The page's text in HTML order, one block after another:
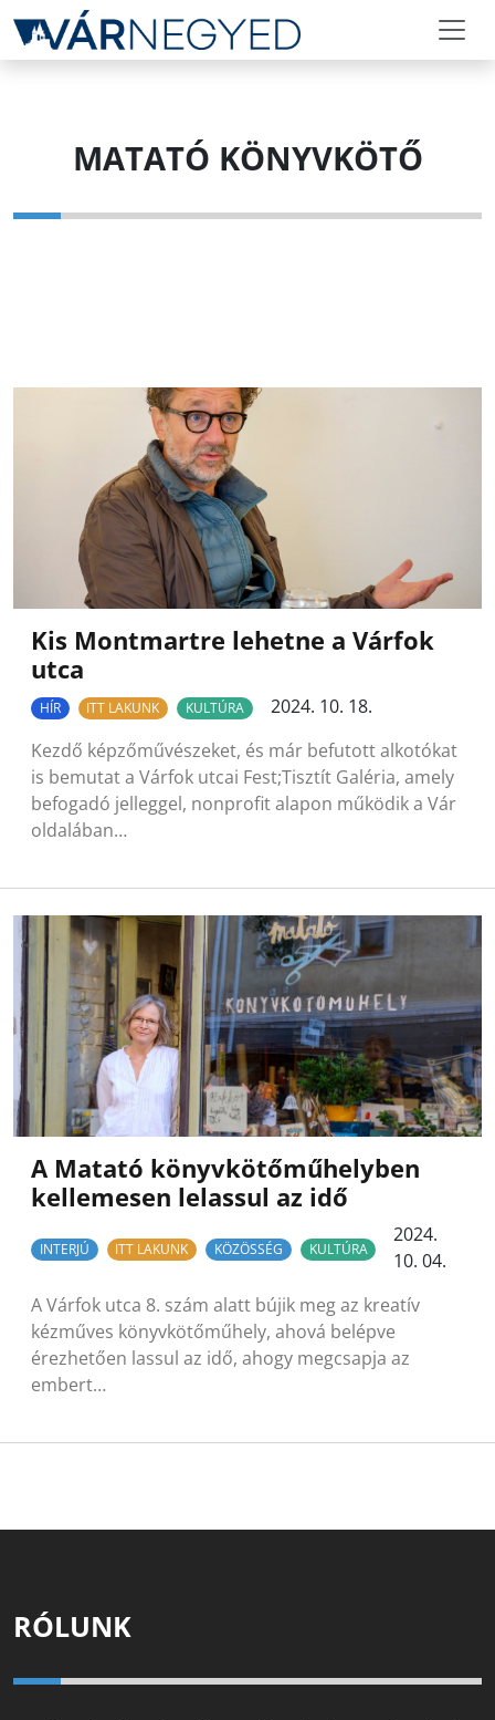
MATATÓ KÖNYVKÖTŐ
Kis Montmartre lehetne a Várfok
utca
HÍR ITT LAKUNK KULTÚRA
2024. 10. 18.
Kezdő képzőművészeket, és már befutott alkotókat
is bemutat a Várfok utcai Fest;Tisztít Galéria, amely
befogadó jelleggel, nonprofit alapon működik a Vár
oldalában…
A Matató könyvkötőműhelyben
kellemesen lelassul az idő
INTERJÚ ITT LAKUNK KÖZÖSSÉG KULTÚRA
2024.
10. 04.
A Várfok utca 8. szám alatt bújik meg az kreatív
kézműves könyvkötőműhely, ahová belépve
érezhetően lassul az idő, ahogy megcsapja az
embert…
RÓLUNK